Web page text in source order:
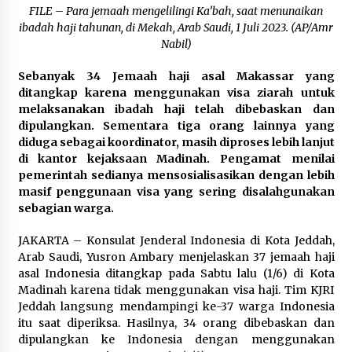
August 23, 2023
Survei Capres RI: Prabowo Masih Unggul Tipis
Komnas Perempuan Dukung Upaya Kasasi
terhadap Putusan Bebas Gregorius
July 30, 2024
MER-C Minta WHO Bertindak Tegas dan
Serukan Indonesia Buat Rumah Sakit Lapangan
Akademisi: Harus Ada Aturan untuk Lembaga
Survei Soal Transparansi Aliran Dana
February 14, 2024
Harapan Indonesia Kandas di Gelaran Piala
FILE – Para jemaah mengelilingi Ka’bah, saat menunaikan
ibadah haji tahunan, di Mekah, Arab Saudi, 1 Juli 2023. (AP/Amr
Nabil)
Sebanyak 34 Jemaah haji asal Makassar yang
ditangkap karena menggunakan visa ziarah untuk
melaksanakan ibadah haji telah dibebaskan dan
dipulangkan. Sementara tiga orang lainnya yang
diduga sebagai koordinator, masih diproses lebih lanjut
di kantor kejaksaan Madinah. Pengamat menilai
pemerintah sedianya mensosialisasikan dengan lebih
masif penggunaan visa yang sering disalahgunakan
sebagian warga.
JAKARTA – Konsulat Jenderal Indonesia di Kota Jeddah,
Arab Saudi, Yusron Ambary menjelaskan 37 jemaah haji
asal Indonesia ditangkap pada Sabtu lalu (1/6) di Kota
Madinah karena tidak menggunakan visa haji. Tim KJRI
Jeddah langsung mendampingi ke-37 warga Indonesia
itu saat diperiksa. Hasilnya, 34 orang dibebaskan dan
dipulangkan ke Indonesia dengan menggunakan